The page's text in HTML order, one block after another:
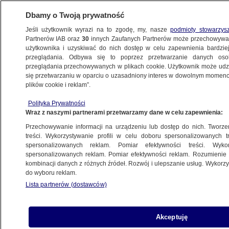
ŚWIAT
o pomoc w sprzęcie wojskowym
13.03.2022, 22:44
Udostępnij
Rosja zwróciła się do Chin o przekazanie sprzętu
Dziennikarze, powołując się na źródła wśród
Dbamy o Twoją prywatność
Jeśli użytkownik wyrazi na to zgodę, my, naszepodmioty
Partnerów IAB oraz30 innych Zaufanych Partnerów może
użytkownika i uzyskiwać do nich dostęp w celu zapewnienia
przeglądania. Odbywa się to poprzez przetwarzanie danych
przeglądania przechowywanych w plikach cookie. Użytkownik może
się przetwarzaniu w oparciu o uzasadniony interes w dowolnym
plików cookie i reklam”.
Polityka Prywatności
Wraz z naszymi partnerami przetwarzamy dane w celu zapewnienia:
Przechowywanie informacji na urządzeniu lub dostęp do nich.
treści. Wykorzystywanie profili w celu doboru spersonalizowanych
spersonalizowanych reklam. Pomiar efektywności treści.
spersonalizowanych reklam. Pomiar efektywności reklam.
kombinacji danych z różnych źródeł. Rozwój i ulepszanie usług.
do wyboru reklam.
Lista partnerów (dostawców)
Akceptuję